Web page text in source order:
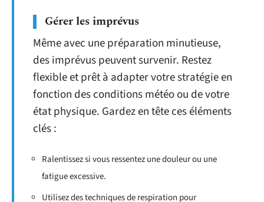
Gérer les imprévus
Même avec une préparation minutieuse,
des imprévus peuvent survenir. Restez
flexible et prêt à adapter votre stratégie en
fonction des conditions météo ou de votre
état physique. Gardez en tête ces éléments
clés :
Ralentissez si vous ressentez une douleur ou une
fatigue excessive.
Utilisez des techniques de respiration pour